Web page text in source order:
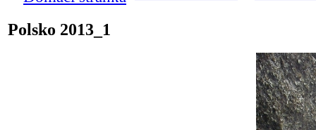
Polsko 2013_1